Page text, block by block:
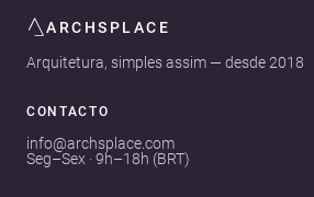
ARCHSPLACE
Arquitetura, simples assim — desde 2018
CONTACTO
info@archsplace.com
Seg–Sex · 9h–18h (BRT)